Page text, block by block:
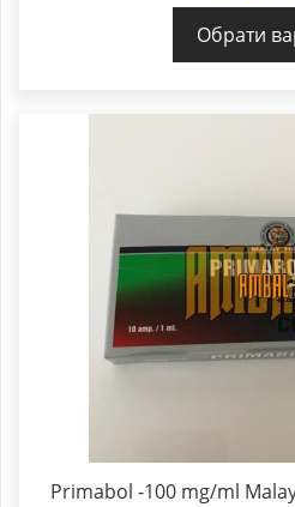
Обрати
Primabol -100 mg/ml